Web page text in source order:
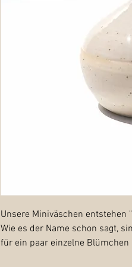
Unsere Miniväschen entstehen
Wie es der Name schon sagt,
für ein paar einzelne Blümchen